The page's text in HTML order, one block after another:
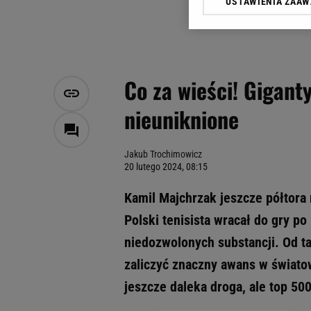
Co za wieści!
nieuniknione
Jakub Trochimowicz
20 lutego 2024, 08:15
Kamil Majchrzak jeszcze
Polski tenisista wracał do gry
niedozwolonych substancji. Od
zaliczyć znaczny awans w
jeszcze daleka droga, ale top
Klikając „Akceptuję”
Zaufanych Partnerów i
My, nasi Zaufani
Użycie dokładnych
Przechowywanie